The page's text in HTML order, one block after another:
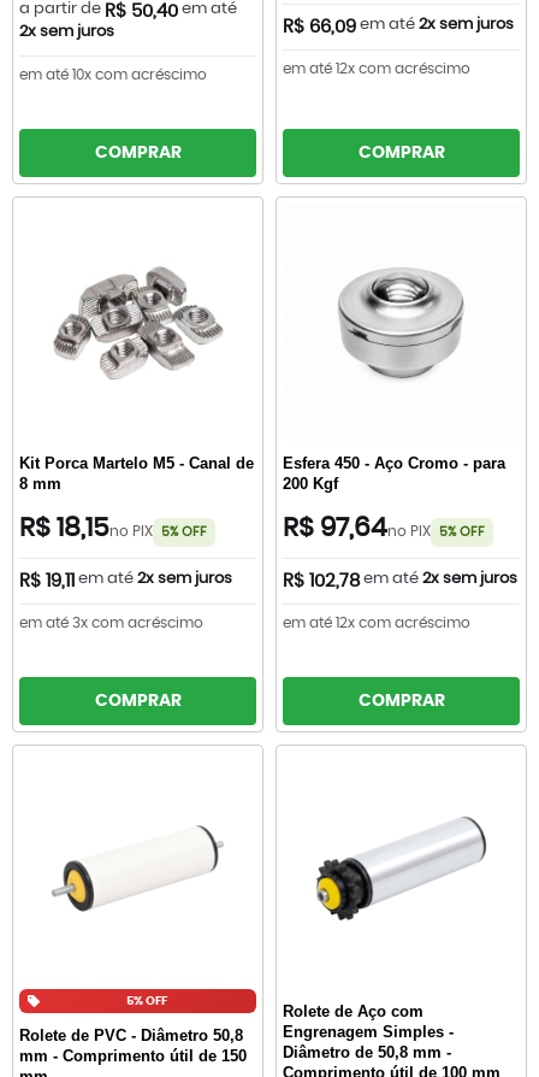
a partir de R$ 50,40 em até
2x sem juros
em até 10x com acréscimo
COMPRAR
R$ 66,09 em até 2x sem juros
em até 12x com acréscimo
COMPRAR
Kit Porca Martelo M5 - Canal de
8 mm
R$ 18,15no PIX 5% OFF
R$ 19,11 em até 2x sem juros
em até 3x com acréscimo
COMPRAR
Esfera 450 - Aço Cromo - para
200 Kgf
R$ 97,64no PIX 5% OFF
R$ 102,78 em até 2x sem juros
em até 12x com acréscimo
COMPRAR
5% OFF
Rolete de PVC - Diâmetro 50,8
mm - Comprimento útil de 150
Rolete de Aço com
Engrenagem Simples -
Diâmetro de 50,8 mm -
Comprimento útil de 100 mm